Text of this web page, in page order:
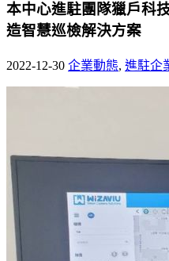
本中心進駐團隊獵戶科
造智慧巡檢解決方案
2022-12-30 企業動態, 進駐企